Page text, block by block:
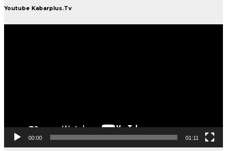
Youtube Kabarplus.Tv
00:00 01:11